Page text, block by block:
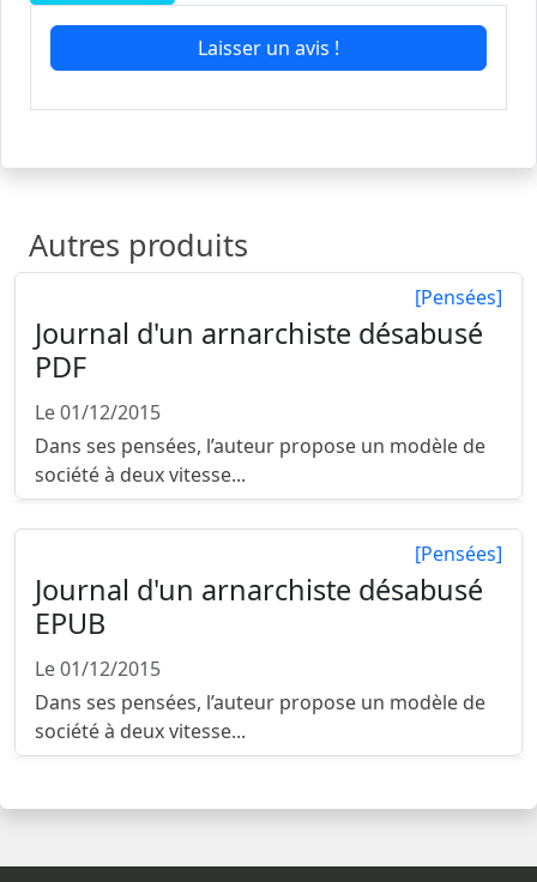
Laisser un avis !
Autres produits
[Pensées]
Journal d'un arnarchiste désabusé
PDF
Le 01/12/2015
Dans ses pensées, l’auteur propose un modèle de
société à deux vitesse...
[Pensées]
Journal d'un arnarchiste désabusé
EPUB
Le 01/12/2015
Dans ses pensées, l’auteur propose un modèle de
société à deux vitesse...